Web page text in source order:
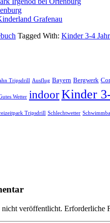
Grafenau
Tagged With: Kinder 3-4
Tripsdrill Ausflug Bayern Bergwerk
Wetter indoorKinder
Tripsdrill Schlechtwetter
veröffentlicht. Erforderliche